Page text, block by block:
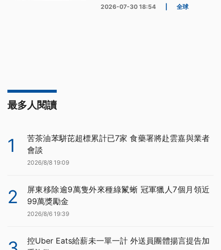
2026-07-30 18:54 全球
最多人閱讀
1
苦茶油苯駢芘超標累計已7家 食藥署將赴雲嘉與業者
會談
2026/8/8 19:09
2
屏東移除逾9萬隻外來種綠鬣蜥 冠軍獵人7個月領近
99萬獎勵金
2026/8/6 19:39
控Uber Eats給薪未一單一計 外送員團體揚言提告加